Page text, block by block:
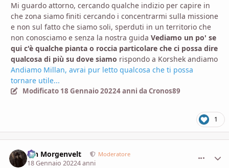
Mi guardo attorno, cercando qualche indizio per capire in
che zona siamo finiti cercando i concentrarmi sulla missione
e non sul fatto che siamo soli, sperduti in un territorio che
non conosciamo e senza la nostra guida Vediamo un po' se
qui c'è qualche pianta o roccia particolare che ci possa dire
qualcosa di più su dove siamo rispondo a Korshek andiamo
Andiamo Millan, avrai pur letto qualcosa che ti possa
tornare utile...
Modificato 18 Gennaio 20224 anni da Cronos89
1
Ian Morgenvelt Moderatore
18 Gennaio 20224 anni